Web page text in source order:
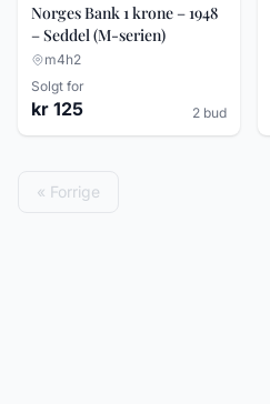
Norges Bank 1 krone – 1948
– Seddel (M-serien)
m4h2
Solgt for
kr 125 2 bud
« Forrige